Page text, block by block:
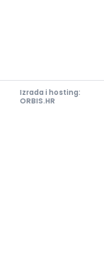
Izrada i hosting:
ORBIS.HR